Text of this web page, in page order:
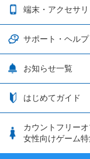
データ通信容量繰
通信エリアと通信
つながる端末保証
フィルタリング
5G回線オプショ
ウマ娘 プリティー
プリンセスコネク
釣り★スタ
ウマスクについて
3種類のSIMタイ
日割り計算
お得なキャンペー
端末・アクセサリ
端末・アクセサリ
iPhone利用につ
動作確認済み端
サポート・ヘルプ
サポート・ヘルプ
nanoSIM･
eSIMの初期設定方
お知らせ一覧
お知らせ一覧
はじめてガイド
はじめてガイド
カウントフリー
女性向けゲーム